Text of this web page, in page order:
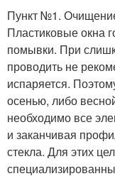
Пункт №1.
Пластиковые окна
помывки. При
проводить не
испаряется.
осенью, либо
необходимо все
и заканчивая
стекла. Для этих